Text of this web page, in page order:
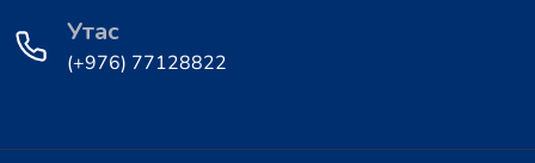
Утас
(+976) 77128822